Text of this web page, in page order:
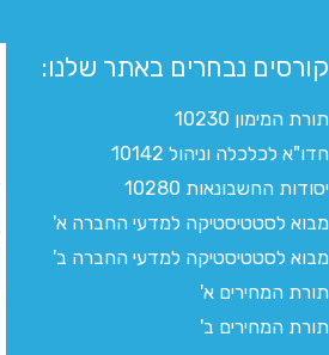
קורסים נבחרים באתר שלנו:​
תורת המימון 10230
חדו"א לכלכלה וניהול 10142
יסודות החשבונאות 10280
מבוא לסטטיסטיקה למדעי החברה א'
מבוא לסטטיסטיקה למדעי החברה ב'
תורת המחירים א'
תורת המחירים ב'